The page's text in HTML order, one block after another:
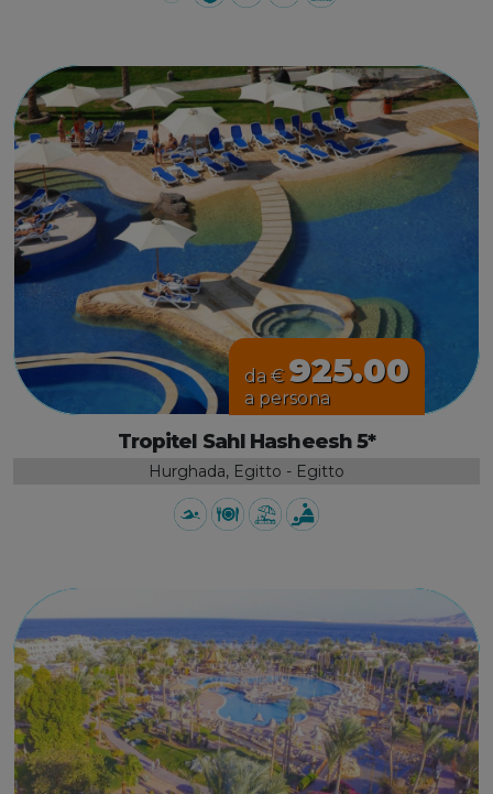
da € 925.00
a persona
Tropitel Sahl Hasheesh 5*
Hurghada, Egitto - Egitto